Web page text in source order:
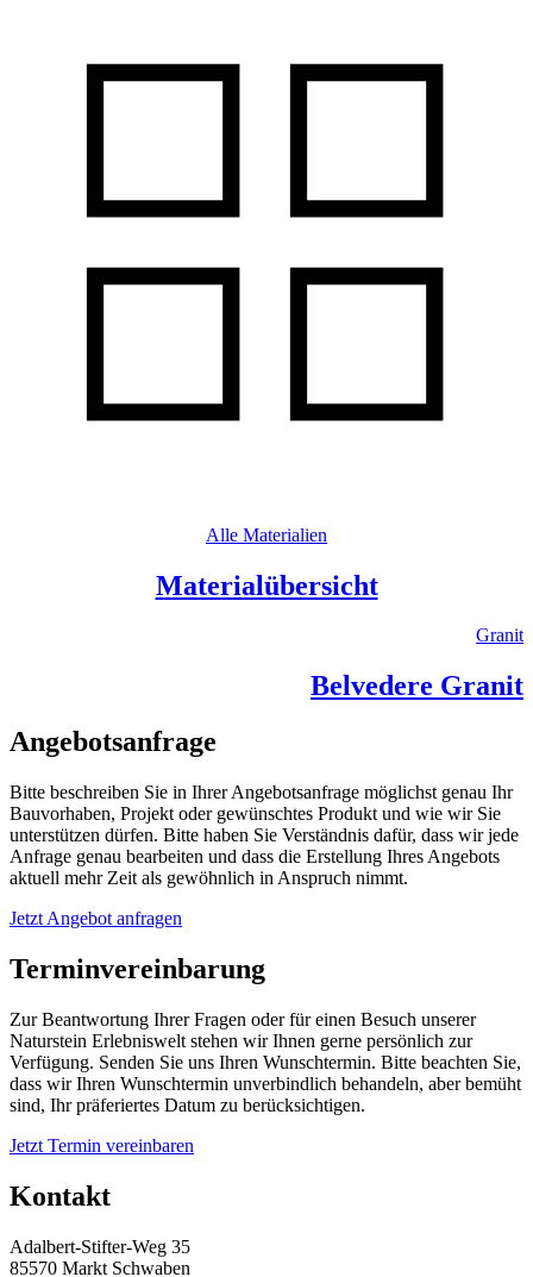
Alle Materialien
Materialübersicht
Granit
Belvedere Granit
Angebotsanfrage
Bitte beschreiben Sie in Ihrer Angebotsanfrage möglichst genau Ihr
Bauvorhaben, Projekt oder gewünschtes Produkt und wie wir Sie
unterstützen dürfen. Bitte haben Sie Verständnis dafür, dass wir jede
Anfrage genau bearbeiten und dass die Erstellung Ihres Angebots
aktuell mehr Zeit als gewöhnlich in Anspruch nimmt.
Jetzt Angebot anfragen
Terminvereinbarung
Zur Beantwortung Ihrer Fragen oder für einen Besuch unserer
Naturstein Erlebniswelt stehen wir Ihnen gerne persönlich zur
Verfügung. Senden Sie uns Ihren Wunschtermin. Bitte beachten Sie,
dass wir Ihren Wunschtermin unverbindlich behandeln, aber bemüht
sind, Ihr präferiertes Datum zu berücksichtigen.
Jetzt Termin vereinbaren
Kontakt
Adalbert-Stifter-Weg 35
85570 Markt Schwaben